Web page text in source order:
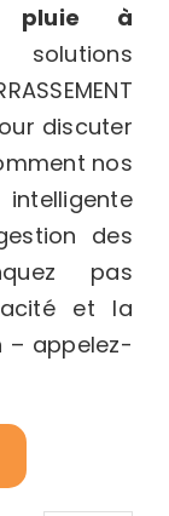
pluie à
discuter
nos
des
pas
et la
– appelez-